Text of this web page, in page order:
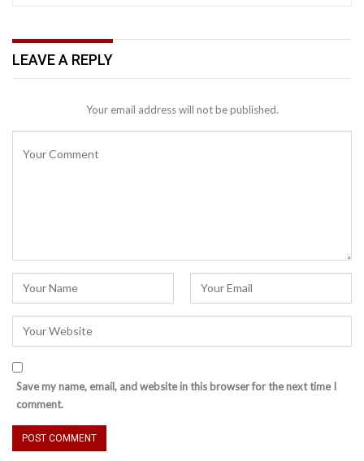
LEAVE A REPLY
Your email address will not be published.
Save my name, email, and website in this browser for the next time I
comment.